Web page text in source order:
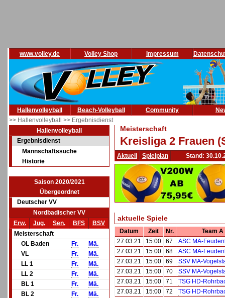
www.volley.de Volley Shop Impressum
Hallenvolleyball Beach-Volleyball Community
>> Hallenvolleyball >> Ergebnisdienst
Hallenvolleyball
Ergebnisdienst
Mannschaftssuche
Historie
Saison 2020/2021
Übergeordnet
Deutscher VV
Nordbadischer VV
Erw.
Jug. Sen. BFS
BSV
Meisterschaft
OL Baden
Fr.
Mä.
VL
Fr.
Mä.
LL 1
Fr.
Mä.
LL 2
Fr.
Mä.
BL 1
Fr.
Mä.
BL 2
Fr.
Mä.
Meisterschaft
Kreisliga 2 Frauen
Aktuell Spielplan Stand:
aktuelle Spiele
Datum Zeit Nr.
Team A
27.03.21
15:00 67
ASC MA-
27.03.21
15:00 68
ASC MA-
27.03.21
15:00 69
SSV MA-
27.03.21
15:00 70
SSV MA-
27.03.21
15:00 71
TSG HD-
27.03.21
15:00 72 TSG HD-